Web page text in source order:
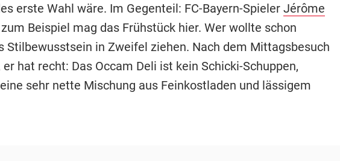
erste Wahl wäre. Im Gegenteil: FC-Bayern-Spieler Jérôme
zum Beispiel mag das Frühstück hier. Wer wollte schon
Stilbewusstsein in Zweifel ziehen. Nach dem Mittagsbesuch
hat recht: Das Occam Deli ist kein Schicki-Schuppen,
sehr nette Mischung aus Feinkostladen und lässigem